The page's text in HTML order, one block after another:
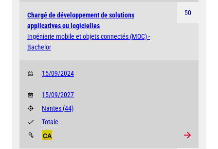
50
Chargé de développement de solutions
applicatives ou logicielles
Ingénierie mobile et objets connectés (MOC) -
Bachelor
15/09/2024
15/09/2027
Nantes (44)
CA
Totale